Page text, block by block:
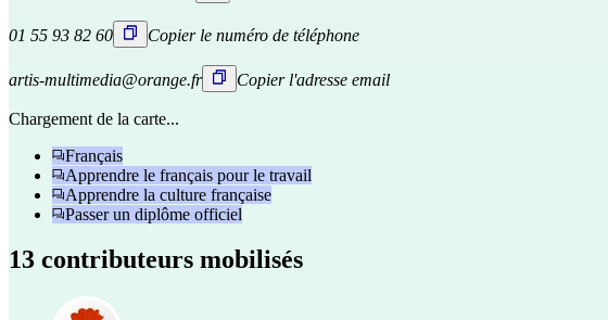
01 55 93 82 60 Copier le numéro de téléphone
artis-multimedia@orange.fr Copier l'adresse email
Chargement de la carte...
Français
Apprendre le français pour le travail
Apprendre la culture française
Passer un diplôme officiel
13 contributeurs mobilisés